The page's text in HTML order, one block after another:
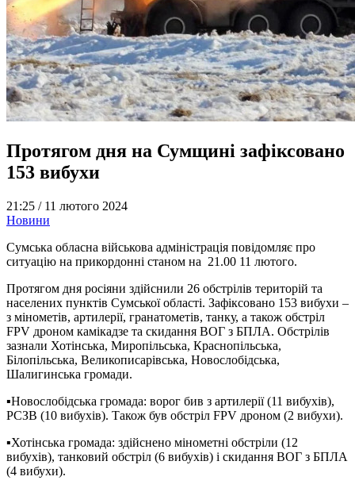
Протягом дня на Сумщині зафіксовано
153 вибухи
21:25 / 11 лютого 2024
Новини
Сумська обласна військова адміністрація повідомляє про
ситуацію на прикордонні станом на 21.00 11 лютого.
Протягом дня росіяни здійснили 26 обстрілів територій та
населених пунктів Сумської області. Зафіксовано 153 вибухи –
з мінометів, артилерії, гранатометів, танку, а також обстріл
FPV дроном камікадзе та скидання ВОГ з БПЛА. Обстрілів
зазнали Хотінська, Миропільська, Краснопільська,
Білопільська, Великописарівська, Новослобідська,
Шалигинська громади.
▪️Новослобідська громада: ворог бив з артилерії (11 вибухів),
РСЗВ (10 вибухів). Також був обстріл FPV дроном (2 вибухи).
▪️Хотінська громада: здійснено мінометні обстріли (12
вибухів), танковий обстріл (6 вибухів) і скидання ВОГ з БПЛА
(4 вибухи).